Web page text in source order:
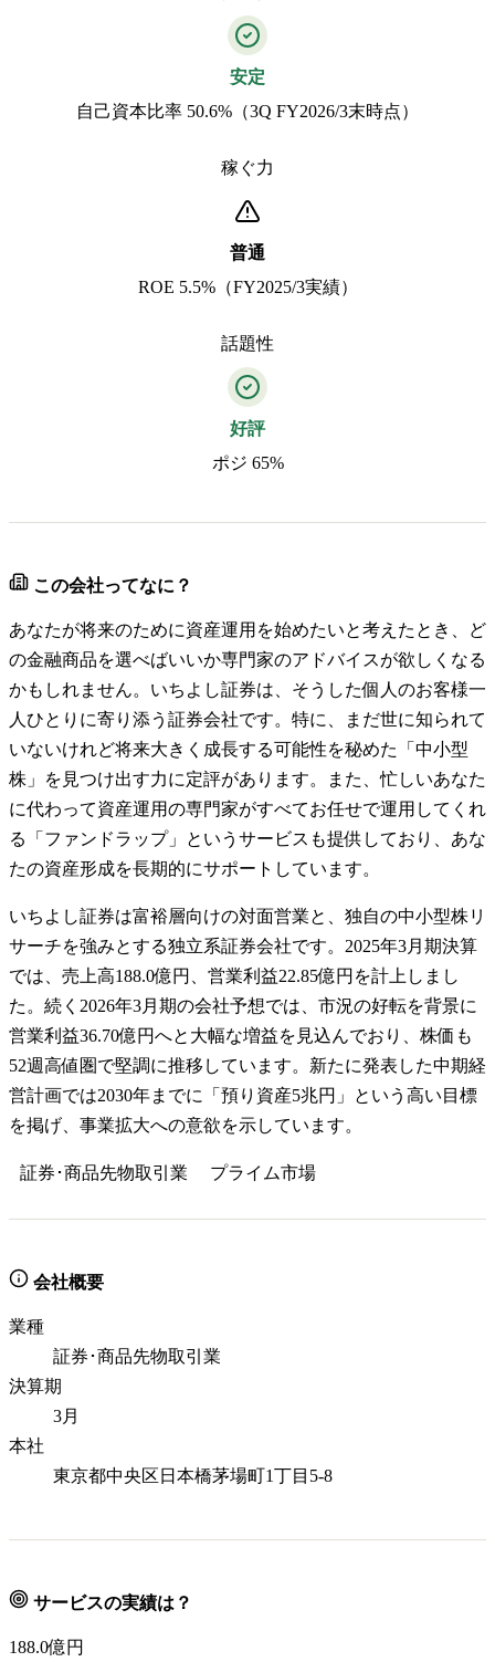
安定
自己資本比率 50.6%（3Q FY2026/3末時点）
稼ぐ力
普通
ROE 5.5%（FY2025/3実績）
話題性
好評
ポジ 65%
この会社ってなに？
あなたが将来のために資産運用を始めたいと考えたとき、ど
の金融商品を選べばいいか専門家のアドバイスが欲しくなる
かもしれません。いちよし証券は、そうした個人のお客様一
人ひとりに寄り添う証券会社です。特に、まだ世に知られて
いないけれど将来大きく成長する可能性を秘めた「中小型
株」を見つけ出す力に定評があります。また、忙しいあなた
に代わって資産運用の専門家がすべてお任せで運用してくれ
る「ファンドラップ」というサービスも提供しており、あな
たの資産形成を長期的にサポートしています。
いちよし証券は富裕層向けの対面営業と、独自の中小型株リ
サーチを強みとする独立系証券会社です。2025年3月期決算
では、売上高188.0億円、営業利益22.85億円を計上しまし
た。続く2026年3月期の会社予想では、市況の好転を背景に
営業利益36.70億円へと大幅な増益を見込んでおり、株価も
52週高値圏で堅調に推移しています。新たに発表した中期経
営計画では2030年までに「預り資産5兆円」という高い目標
を掲げ、事業拡大への意欲を示しています。
証券･商品先物取引業 プライム市場
会社概要
業種
証券･商品先物取引業
決算期
3月
本社
東京都中央区日本橋茅場町1丁目5-8
サービスの実績は？
188.0億円